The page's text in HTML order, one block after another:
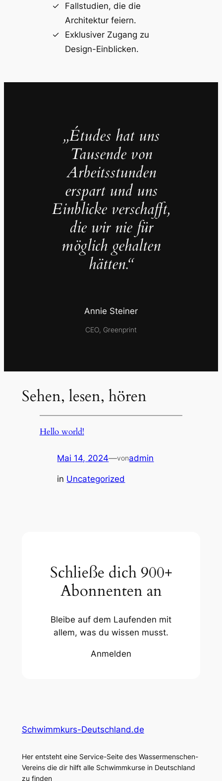
Fallstudien, die die
Architektur feiern.
Exklusiver Zugang zu
Design-Einblicken.
„Études hat uns
Tausende von
Arbeitsstunden
erspart und uns
Einblicke verschafft,
die wir nie für
möglich gehalten
hätten.“
Annie Steiner
CEO, Greenprint
Sehen, lesen, hören
Hello world!
Mai 14, 2024—vonadmin
in Uncategorized
Schließe dich 900+
Abonnenten an
Bleibe auf dem Laufenden mit
allem, was du wissen musst.
Anmelden
Schwimmkurs-Deutschland.de
Her entsteht eine Service-Seite des Wassermenschen-
Vereins die dir hilft alle Schwimmkurse in Deutschland
zu finden